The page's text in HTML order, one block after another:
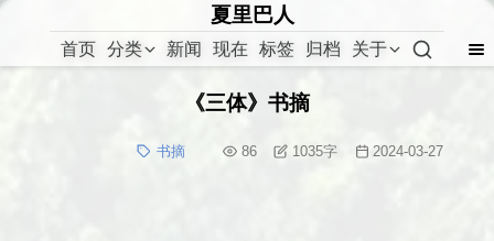
夏里巴人
首页 分类 新闻 现在 标签 归档 关于
《三体》书摘
书摘 86 1035字 2024-03-27